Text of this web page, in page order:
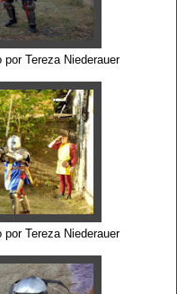
Tereza Niederauer
Tereza Niederauer